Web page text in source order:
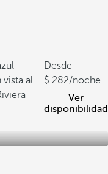
vista al
Desde
282/noche
Ver
disponibilidad